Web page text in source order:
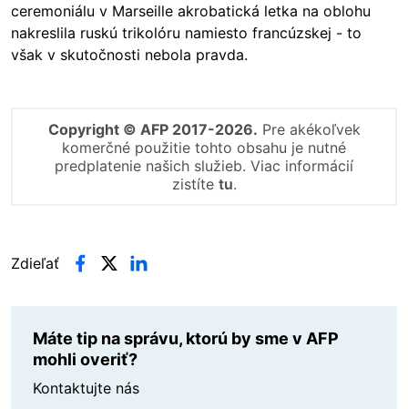
ceremoniálu v Marseille akrobatická letka na oblohu
nakreslila ruskú trikolóru namiesto francúzskej - to
však v skutočnosti nebola pravda.
Copyright © AFP 2017-2026. Pre akékoľvek
komerčné použitie tohto obsahu je nutné
predplatenie našich služieb. Viac informácií
zistíte tu.
Zdieľať
Máte tip na správu, ktorú by sme v AFP
mohli overiť?
Kontaktujte nás